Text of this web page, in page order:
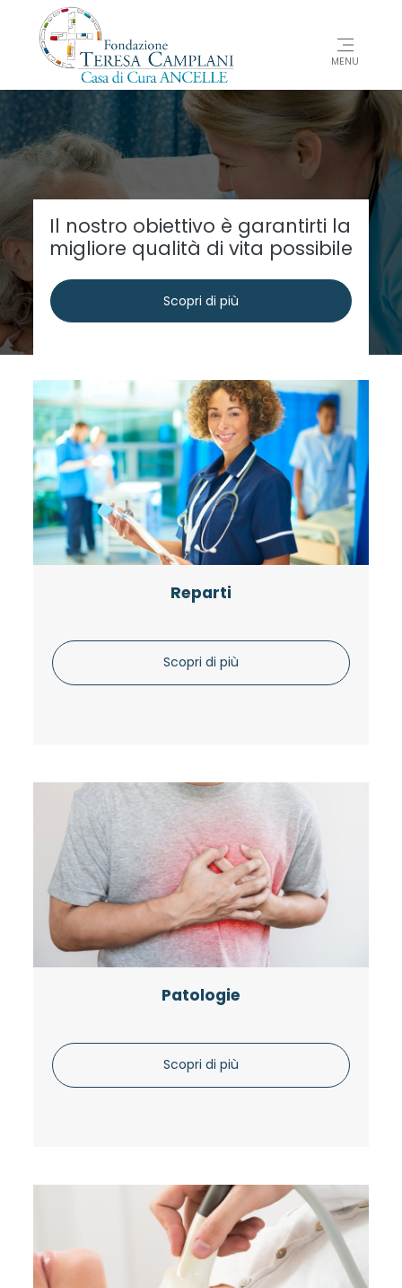
MENU
garantirti la
possibile
Specializzati nella
Neurologica
Scopri di
Reparti
Scopri di più
Patologie
Scopri di più